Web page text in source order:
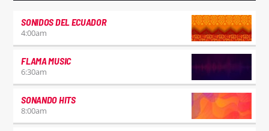
SONIDOS DEL ECUADOR
4:00am
FLAMA MUSIC
6:30am
SONANDO HITS
8:00am